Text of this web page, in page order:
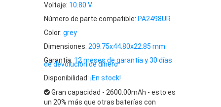
Voltaje: 10.80 V
Número de parte compatible: PA2498UR
Color: grey
Dimensiones: 209.75x44.80x22.85 mm
Garantía: 12 meses de garantía y 30 días
de devolución de dinero
Disponibilidad: ¡En stock!
Gran capacidad - 2600.00mAh - esto es
un 20% más que otras baterías con